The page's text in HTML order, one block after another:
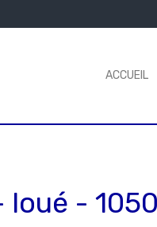
ACCUEIL
loué -